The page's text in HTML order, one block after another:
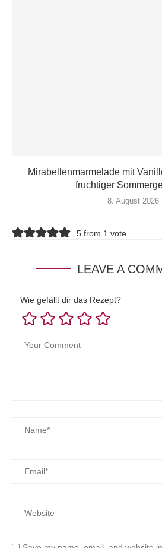
Mirabellenmarmelade mit
fruchtiger
8. August 2026
5 from 1 vote
LEAVE A
Wie gefällt dir das Rezept?